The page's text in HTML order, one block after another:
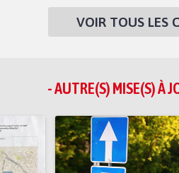
VOIR TOUS LES
- AUTRE(S) MISE(S) À